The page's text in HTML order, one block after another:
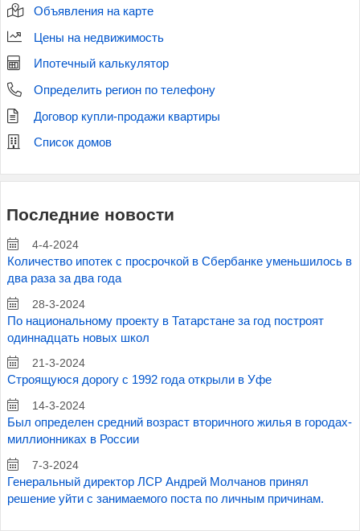
Объявления на карте
Цены на недвижимость
Ипотечный калькулятор
Определить регион по телефону
Договор купли-продажи квартиры
Список домов
Последние новости
4-4-2024
Количество ипотек с просрочкой в Сбербанке уменьшилось в
два раза за два года
28-3-2024
По национальному проекту в Татарстане за год построят
одиннадцать новых школ
21-3-2024
Строящуюся дорогу с 1992 года открыли в Уфе
14-3-2024
Был определен средний возраст вторичного жилья в городах-
миллионниках в России
7-3-2024
Генеральный директор ЛСР Андрей Молчанов принял
решение уйти с занимаемого поста по личным причинам.